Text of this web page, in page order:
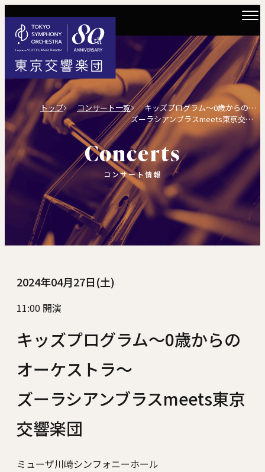
トップ コンサート一覧
キッズプログラム～0歳からのオーケストラ～
ズーラシアンブラスmeets東京交響楽団
Concerts
コンサート情報
2024年04月27日(土)
11:00 開演
キッズプログラム～0歳からの
オーケストラ～
ズーラシアンブラスmeets東京
交響楽団
ミューザ川崎シンフォニーホール